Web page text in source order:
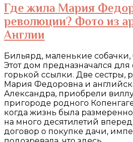
Где жила Мария
революции? Фото из
Англии
Бильярд, маленькие
Этот дом предназначался для
горькой ссылки. Две сестры,
Мария Федоровна и
Александра, приобрели
пригороде родного
когда жизнь была
на много десятилетий
договор о покупке дачи,